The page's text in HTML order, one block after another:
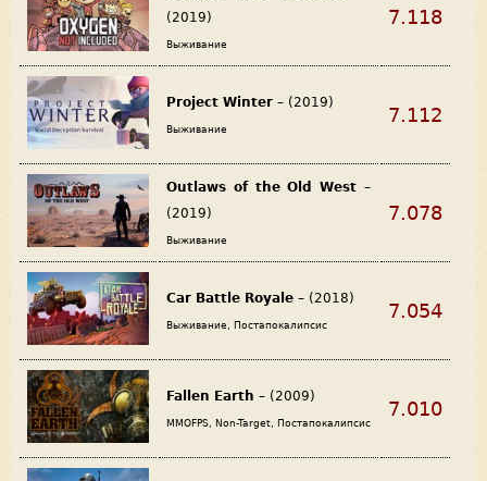
(2019)
Выживание
7.118
Project Winter – (2019)
Выживание
7.112
Outlaws of the Old West –
(2019)
Выживание
7.078
Car Battle Royale – (2018)
Выживание, Постапокалипсис
7.054
Fallen Earth – (2009)
MMOFPS, Non-Target, Постапокалипсис
7.010